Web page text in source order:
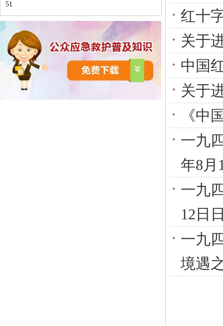
51
红十
关于
中国
关于
《中
一九
年8月
一九
12日
一九
境遇